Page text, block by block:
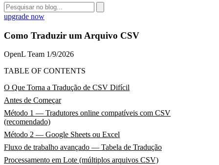
upgrade now
Como Traduzir um Arquivo CSV
OpenL Team 1/9/2026
TABLE OF CONTENTS
O Que Torna a Tradução de CSV Difícil
Antes de Começar
Método 1 — Tradutores online compatíveis com CSV
(recomendado)
Método 2 — Google Sheets ou Excel
Fluxo de trabalho avançado — Tabela de Tradução
Processamento em Lote (múltiplos arquivos CSV)